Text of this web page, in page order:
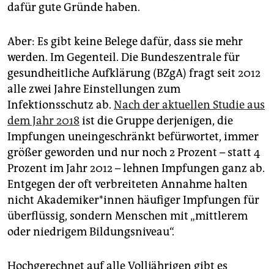
dafür gute Gründe haben.
Aber: Es gibt keine Belege dafür, dass sie mehr
werden. Im Gegenteil. Die Bundeszentrale für
gesundheitliche Aufklärung (BZgA) fragt seit 2012
alle zwei Jahre Einstellungen zum
Infektionsschutz ab. Nach der aktuellen Studie aus
dem Jahr 2018ist die Gruppe derjenigen, die
Impfungen uneingeschränkt befürwortet, immer
größer geworden und nur noch 2 Prozent – statt 4
Prozent im Jahr 2012 – lehnen Impfungen ganz ab.
Entgegen der oft verbreiteten Annahme halten
nicht Aka­de­mi­ke­r*in­nen häufiger Impfungen für
überflüssig, sondern Menschen mit „mittlerem
oder niedrigem Bildungsniveau“.
Hochgerechnet auf alle Volljährigen gibt es